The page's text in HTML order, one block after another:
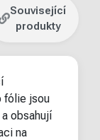
Související
produkty
fólie jsou
obsahují
na